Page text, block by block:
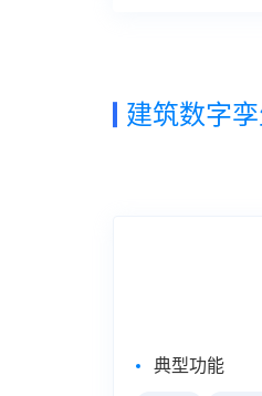
建筑数字
典型功能